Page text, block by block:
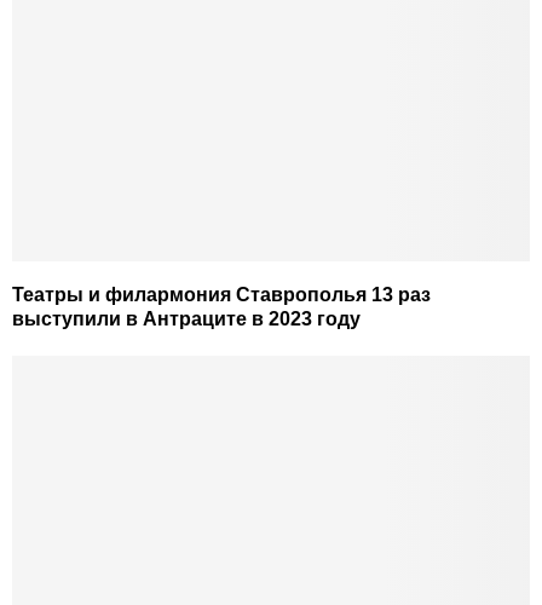
Театры и филармония Ставрополья 13 раз
выступили в Антраците в 2023 году